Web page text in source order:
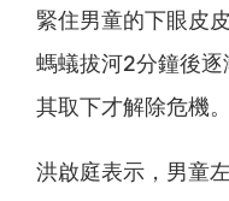
緊住男童的下眼皮
螞蟻拔河2分鐘後
其取下才解除危機。
洪啟庭表示，男童